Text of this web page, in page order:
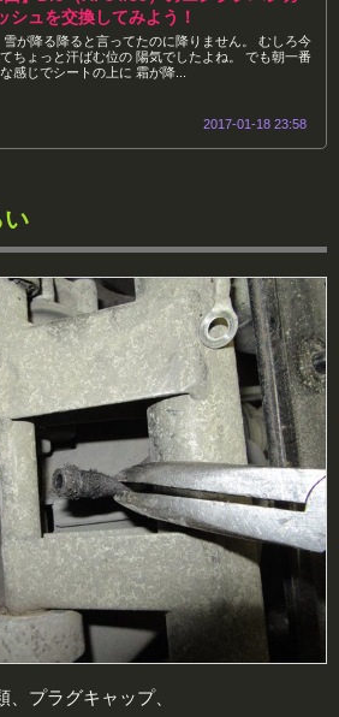
シュを交換してみよう！
雪が降る降ると言ってたのに降りません。 むしろ今
ちょっと汗ばむ位の 陽気でしたよね。 でも朝一番
感じでシートの上に 霜が降...
2017-01-18 23:58
い
プラグキャップ、